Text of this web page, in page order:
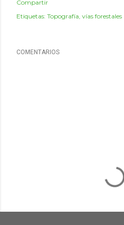
Compartir
Etiquetas: Topografía vías forestales
COMENTARIOS